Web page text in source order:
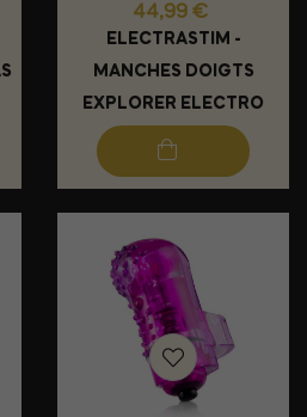
Prix
44,99 €
ELECTRASTIM -
MANCHES DOIGTS
EXPLORER ELECTRO